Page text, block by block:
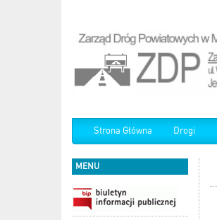
Strona Główna Drogi
MENU